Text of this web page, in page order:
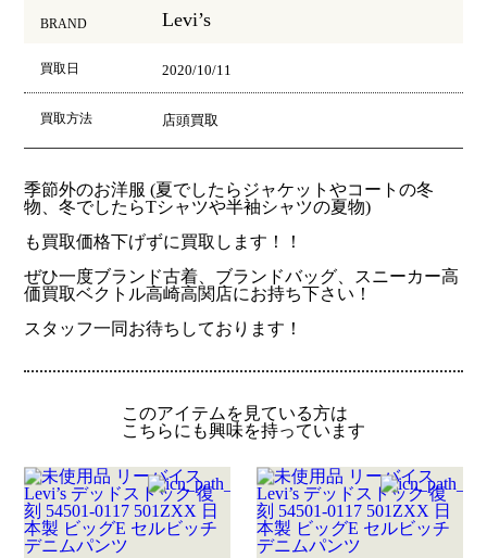
BRAND Levi’s
買取日 2020/10/11
買取方法 店頭買取
季節外のお洋服 (夏でしたらジャケットやコートの冬
物、冬でしたらTシャツや半袖シャツの夏物)
も買取価格下げずに買取します！！
ぜひ一度ブランド古着、ブランドバッグ、スニーカー高
価買取ベクトル高崎高関店にお持ち下さい！
スタッフ一同お待ちしております！
このアイテムを見ている方は
こちらにも興味を持っています